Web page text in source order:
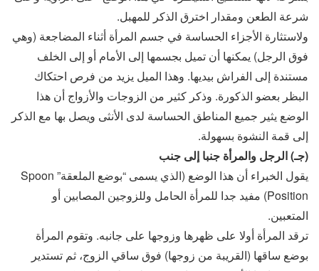
شرعة الطعن ومقدار اخترق الذكر للمهبل.
ولاستثارة الأجزاء الحساسة في جسم المرأة أثناء المضاجعة (وهي
فوق الرجل) يمكنها أن تميل بجسمها إلى الأمام أو إلى الخلف
مستندة إلى الفراش بيديها. وهذا الميل يزيد من فرص احتكاك
البظر بعضو الذكورة. وذكر كثير من الزوجات والأزواج أن هذا
الوضع يثير جميع المناطق الحساسة لدى الأنثى ويصل بها مع الذكر
إلى قمة النشوة بسهولة.
(جـ) الرجل والمرأة جنبا إلى جنب
يقول الخبراء أن هذا الوضع (الذي يسمى “بوضع الملعقة” Spoon
Position) مفيد جدا للمرأة الحامل وللزوجين المصابين أو
المتعبين.
ترقد المرأة أولا على ظهرها وزوجها على جانبه. وتقوم المرأة
بوضع ساقها (القريبة من زوجها) فوق ساقي الزوج، ثم تستدير